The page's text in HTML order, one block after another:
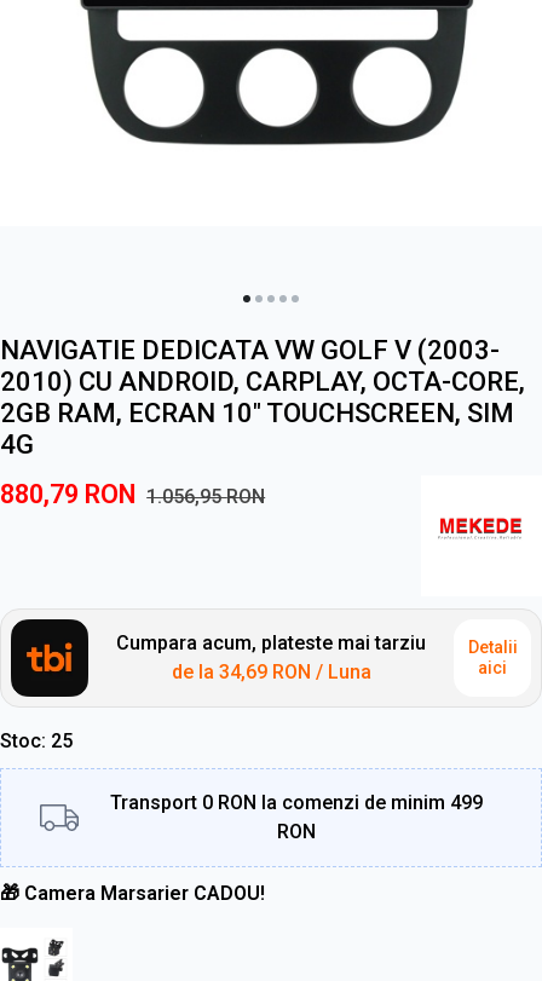
NAVIGATIE DEDICATA VW GOLF V (2003-
2010) CU ANDROID, CARPLAY, OCTA-CORE,
2GB RAM, ECRAN 10" TOUCHSCREEN, SIM
4G
880,79 RON 1.056,95RON
Cumpara acum, plateste mai tarziu
de la 34,69 RON / Luna
Detalii
aici
Stoc 25
Transport 0 RON la comenzi de minim 499
RON
🎁 Camera Marsarier CADOU!